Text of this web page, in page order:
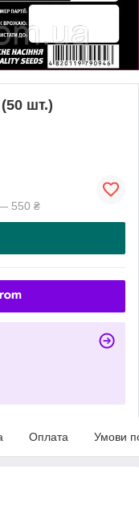
шт.)
— 550 ₴
Оплата Умови